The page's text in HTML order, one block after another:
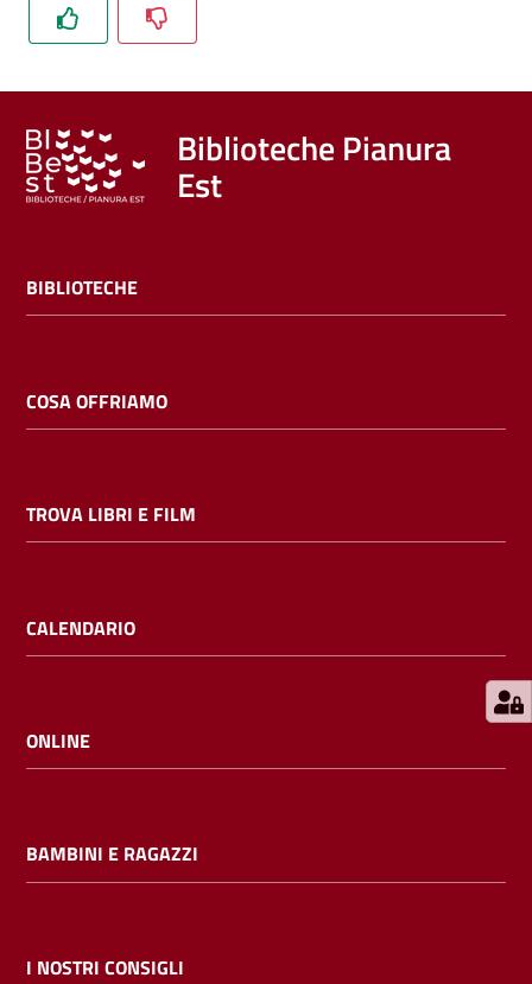
libri
film
Calendario
Bambini
E
l
i
cataloghi
bibliotecario
Biblioteche Pianura
Est
BIBLIOTECHE
COSA OFFRIAMO
TROVA LIBRI E FILM
CALENDARIO
ONLINE
BAMBINI E RAGAZZI
I NOSTRI CONSIGLI